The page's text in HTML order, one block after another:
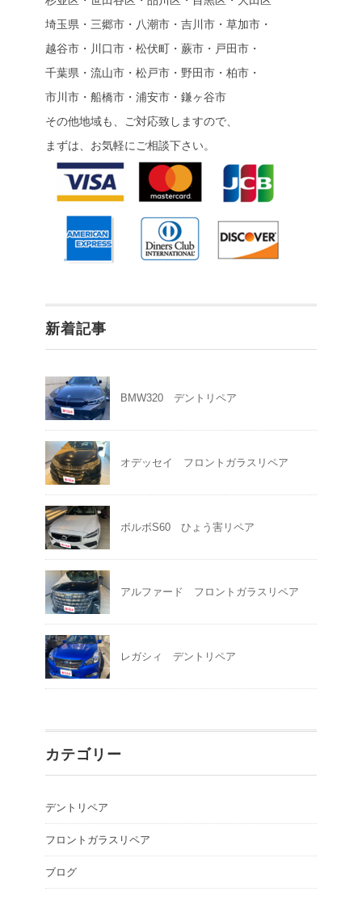
埼玉県・三郷市・八潮市・吉川市・草加市・
越谷市・川口市・松伏町・蕨市・戸田市・
千葉県・流山市・松戸市・野田市・柏市・
市川市・船橋市・浦安市・鎌ヶ谷市
その他地域も、ご対応致しますので、
まずは、お気軽にご相談下さい。
新着記事
BMW320 デントリペア
オデッセイ フロントガラスリペア
ボルボS60 ひょう害リペア
アルファード フロントガラスリペア
レガシィ デントリペア
カテゴリー
デントリペア
フロントガラスリペア
ブログ